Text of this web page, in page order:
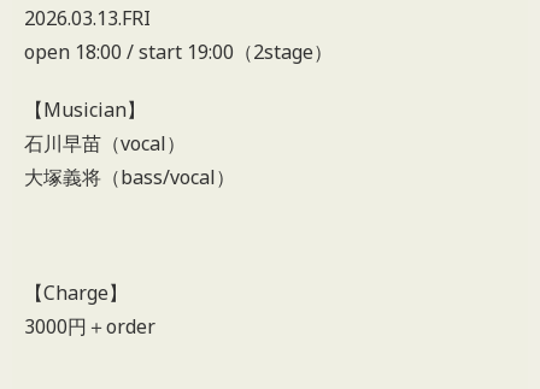
2026.03.13.FRI
open 18:00 / start 19:00（2stage）
【Musician】
石川早苗（vocal）
大塚義将（bass/vocal）
【Charge】
3000円＋order